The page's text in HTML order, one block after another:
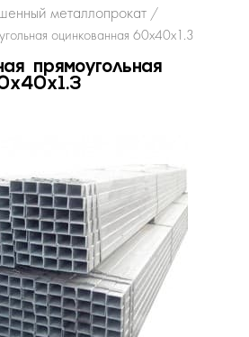
металлопрокат /
оцинкованная 60х40х1.3
прямоугольная